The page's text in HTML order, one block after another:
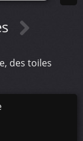
des toiles